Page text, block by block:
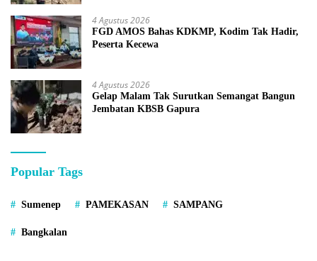
4 Agustus 2026
FGD AMOS Bahas KDKMP, Kodim Tak Hadir,
Peserta Kecewa
4 Agustus 2026
Gelap Malam Tak Surutkan Semangat Bangun
Jembatan KBSB Gapura
Popular Tags
Sumenep PAMEKASAN SAMPANG
Bangkalan